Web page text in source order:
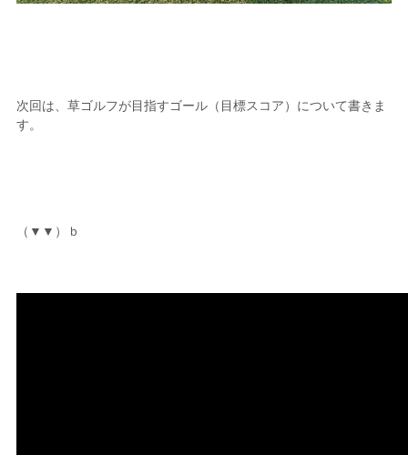
次回は、草ゴルフが目指すゴール（目標スコア）について書きま
す。
（▼▼）ｂ